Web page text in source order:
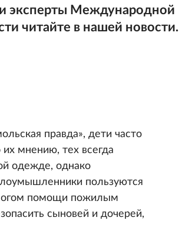
эксперты Международной
читайте в нашей новости.
правда», дети часто
мнению, тех всегда
одежде, однако
пользуются
помощи пожилым
сыновей и дочерей,